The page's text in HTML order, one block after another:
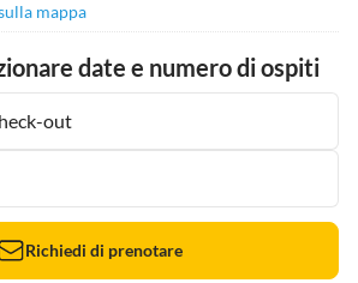
mappa
date e numero di ospiti
out
Richiedi di prenotare